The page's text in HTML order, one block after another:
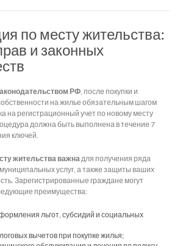
по месту жительства:
и законных
РФ, после покупки и
на жилье обязательным шагом
на регистрационный учет по новому месту
должна быть выполнена в течение 7
ключей.
жительства важнадля получения ряда
услуг, а также защиты ваших
Зарегистрированные граждане могут
преимущества:
льгот, субсидий и социальных
вычетов при покупке жилья;